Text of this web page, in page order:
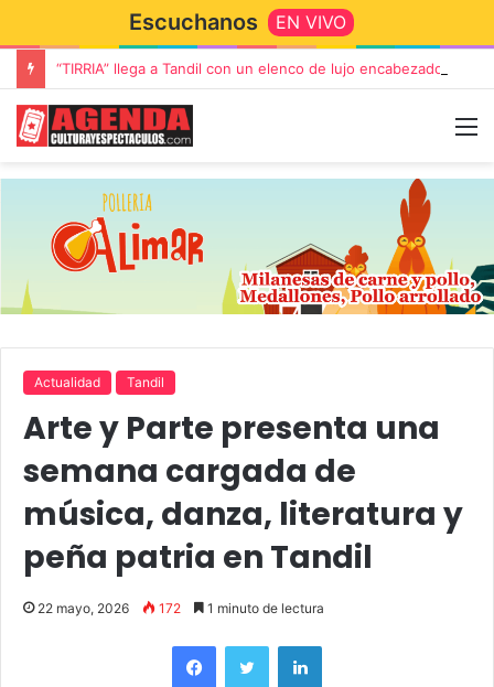
Escuchanos EN VIVO
Actualidad Tandil
Arte y Parte presenta una
semana cargada de
música, danza, literatura y
peña patria en Tandil
22 mayo, 2026 172 1 minuto de lectura